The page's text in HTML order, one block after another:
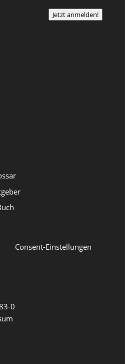
Jetzt anmelden!
0
Consent-Einstellungen